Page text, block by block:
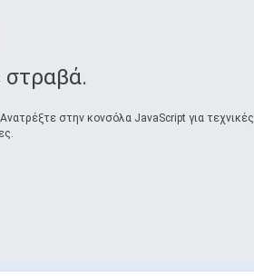
στραβά.
στην κονσόλα JavaScript για τεχνικές